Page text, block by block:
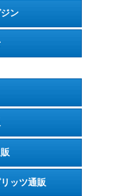
ン
ッツ通販